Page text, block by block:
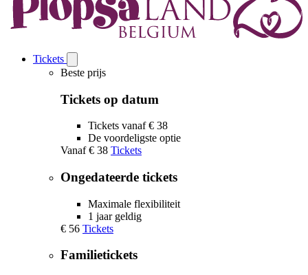
Tickets
Tickets
submenu
Beste prijs
Tickets op datum
Tickets vanaf € 38
De voordeligste optie
Vanaf € 38 Tickets
Ongedateerde tickets
Maximale flexibiliteit
1 jaar geldig
€ 56 Tickets
Familietickets